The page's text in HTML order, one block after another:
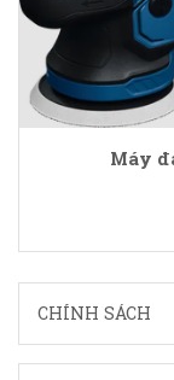
Máy
CHÍNH SÁCH